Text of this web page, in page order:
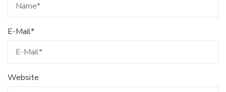
E-Mail*
Website